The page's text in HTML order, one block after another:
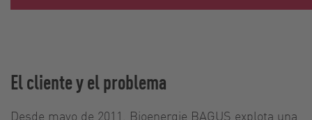
El cliente y el problema
Desde mayo de 2011, Bioenergie BAGUS explota una